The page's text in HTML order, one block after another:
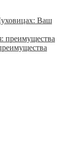
Ваш